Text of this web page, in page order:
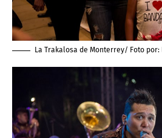
La Trakalosa de Monterrey/ Foto por: